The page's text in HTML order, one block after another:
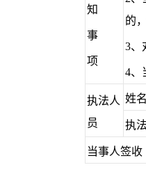
知
事
项
的
3、
4、
执法人
员
姓名
执
当事人签收